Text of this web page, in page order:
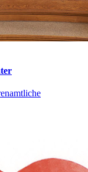
- 1 Ca 5142/26